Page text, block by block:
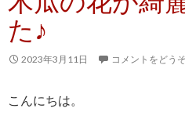
た♪
2023年3月11日 コメントをどう
こんにちは。